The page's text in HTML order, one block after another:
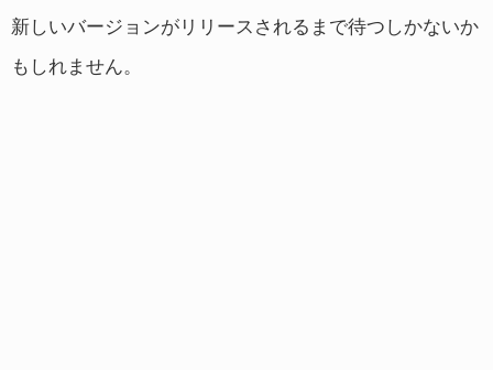
新しいバージョンがリリースされるまで待つしかないか
もしれません。